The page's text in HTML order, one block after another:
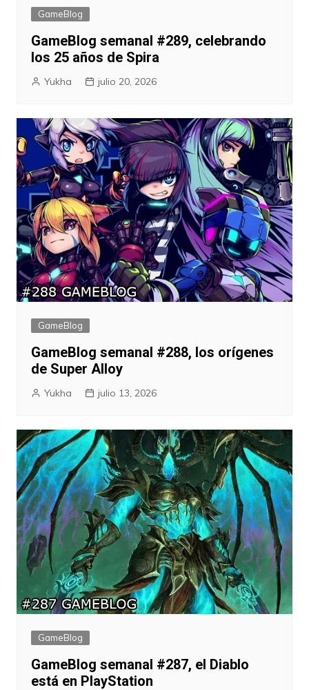
GameBlog
GameBlog semanal #289, celebrando
los 25 años de Spira
Yukha julio 20, 2026
GameBlog
GameBlog semanal #288, los orígenes
de Super Alloy
Yukha julio 13, 2026
GameBlog
GameBlog semanal #287, el Diablo
está en PlayStation